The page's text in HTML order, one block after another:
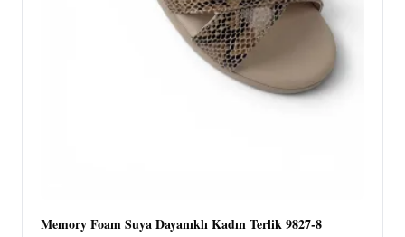
Memory Foam Suya Dayanıklı Kadın Terlik 9827-8